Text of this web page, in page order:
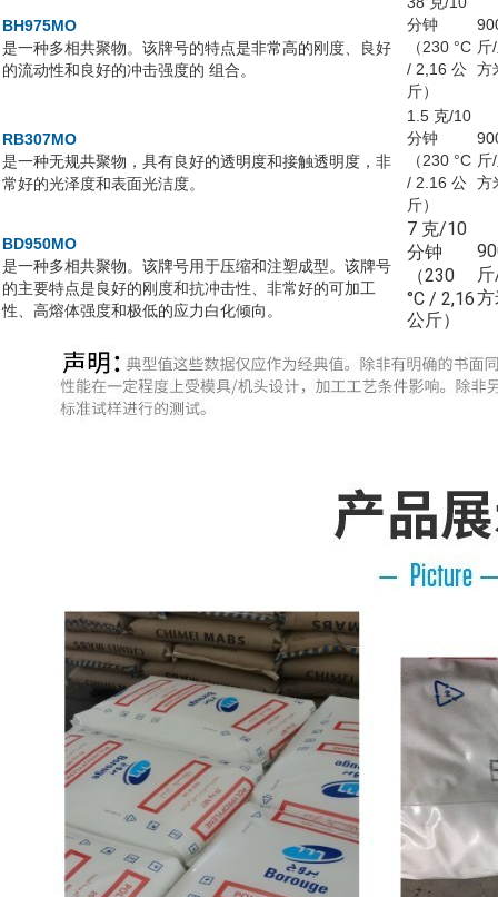
BH975MO
是一种多相共聚物。该牌号的特点是非常高的刚度、良好
的流动性和良好的冲击强度的 组合。
分钟
（230 °C
/ 2,16 公
斤）
斤
方
RB307MO
是一种无规共聚物，具有良好的透明度和接触透明度，非
常好的光泽度和表面光洁度。
1.5 克/10
分钟
（230 °C
/ 2.16 公
斤）
斤
方
BD950MO
是一种多相共聚物。该牌号用于压缩和注塑成型。该牌号
的主要特点是良好的刚度和抗冲击性、非常好的可加工
性、高熔体强度和极低的应力白化倾向。
7 克/10
分钟
（230
°C / 2,16
公斤）